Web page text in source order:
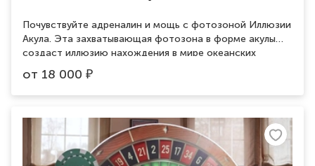
Почувствуйте адреналин и мощь с фотозоной Иллюзии
Акула. Эта захватывающая фотозона в форме акулы
создаст иллюзию нахождения в мире океанских
приключений, добавляя энергии и острых ощущений в
ваши фотографии.
от 18 000 ₽